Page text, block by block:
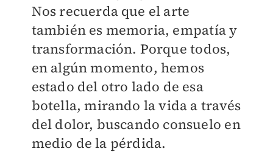
Nos recuerda que el arte
también es memoria, empatía y
transformación. Porque todos,
en algún momento, hemos
estado del otro lado de esa
botella, mirando la vida a través
del dolor, buscando consuelo en
medio de la pérdida.